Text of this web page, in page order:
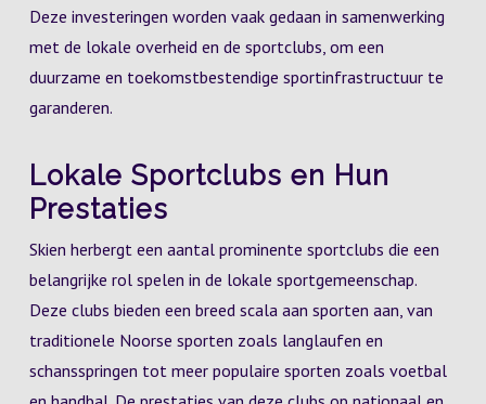
Deze investeringen worden vaak gedaan in samenwerking
met de lokale overheid en de sportclubs, om een
duurzame en toekomstbestendige sportinfrastructuur te
garanderen.
Lokale Sportclubs en Hun
Prestaties
Skien herbergt een aantal prominente sportclubs die een
belangrijke rol spelen in de lokale sportgemeenschap.
Deze clubs bieden een breed scala aan sporten aan, van
traditionele Noorse sporten zoals langlaufen en
schansspringen tot meer populaire sporten zoals voetbal